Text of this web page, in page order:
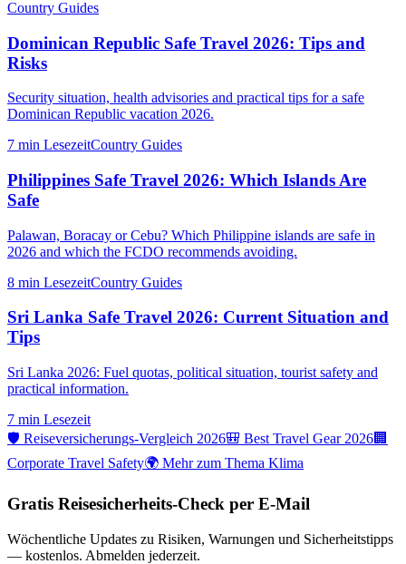
Country Guides
Dominican Republic Safe Travel 2026: Tips and
Risks
Security situation, health advisories and practical tips for a safe
Dominican Republic vacation 2026.
7 min LesezeitCountry Guides
Philippines Safe Travel 2026: Which Islands Are
Safe
Palawan, Boracay or Cebu? Which Philippine islands are safe in
2026 and which the FCDO recommends avoiding.
8 min LesezeitCountry Guides
Sri Lanka Safe Travel 2026: Current Situation and
Tips
Sri Lanka 2026: Fuel quotas, political situation, tourist safety and
practical information.
7 min Lesezeit
🛡️ Reiseversicherungs-Vergleich 2026🎒 Best Travel Gear 2026🏢
Corporate Travel Safety🌍 Mehr zum Thema Klima
Gratis Reisesicherheits-Check per E-Mail
Wöchentliche Updates zu Risiken, Warnungen und Sicherheitstipps
— kostenlos. Abmelden jederzeit.